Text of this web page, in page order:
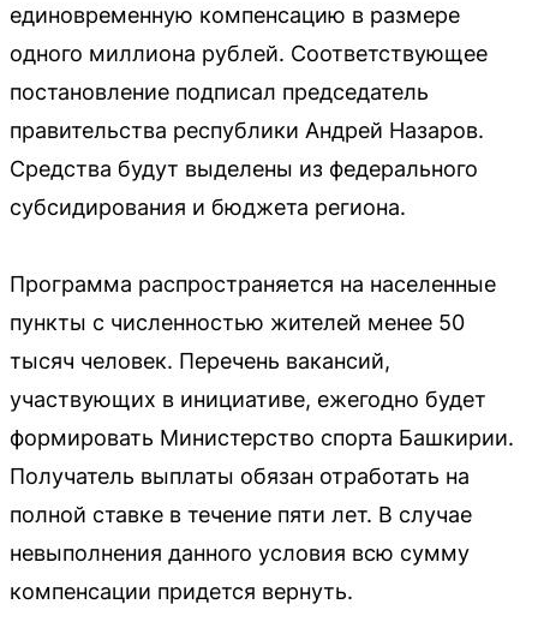
единовременную компенсацию в размере
одного миллиона рублей. Соответствующее
постановление подписал председатель
правительства республики Андрей Назаров.
Средства будут выделены из федерального
субсидирования и бюджета региона.
Программа распространяется на населенные
пункты с численностью жителей менее 50
тысяч человек. Перечень вакансий,
участвующих в инициативе, ежегодно будет
формировать Министерство спорта Башкирии.
Получатель выплаты обязан отработать на
полной ставке в течение пяти лет. В случае
невыполнения данного условия всю сумму
компенсации придется вернуть.